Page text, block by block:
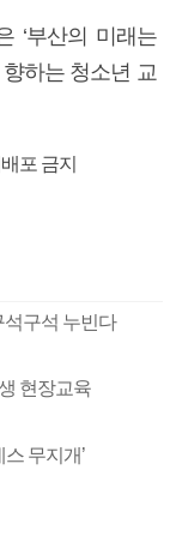
‘부산의 미래는
하는 청소년 교
포 금지
석구석 누빈다
현장교육
무지개’